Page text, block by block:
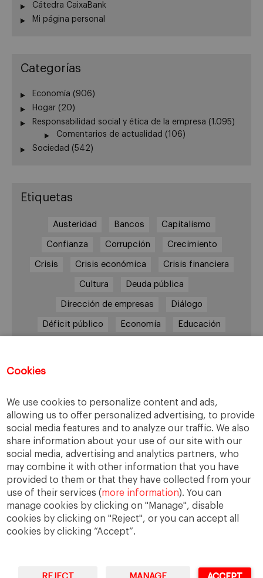
Cookies
We use cookies to personalize content and ads,
allowing us to offer personalized advertising, to provide
social media features and to analyze our traffic. We also
share information about your use of our site with our
social media, advertising and analytics partners, who
may combine it with other information that you have
provided to them or that they have collected from your
use of their services (more information). You can
manage cookies by clicking on "Manage", disable
cookies by clicking on "Reject", or you can accept all
cookies by clicking “Accept”.
Cátedra CaixaBank
Mi página personal
Categorías
Economía (906)
Hogar (20)
Responsabilidad social y ética de la empresa (1.095)
Comentarios de actualidad (106)
Sociedad (542)
Etiquetas
Austeridad Bancos Capitalismo
Confianza Corrupción Crecimiento
Crisis Crisis económica Crisis financiera
Cultura Deuda pública
Dirección de empresas Diálogo
Déficit público Economía Educación
Política Recesión Recuperación
Reforma laboral Reformas responsabilidad
Responsabilidad social RSC RSE
Sindicatos Sistema financiero Sociedad
Sostenibilidad Trabajo Valores Virtudes
Ética Ética de la empresa